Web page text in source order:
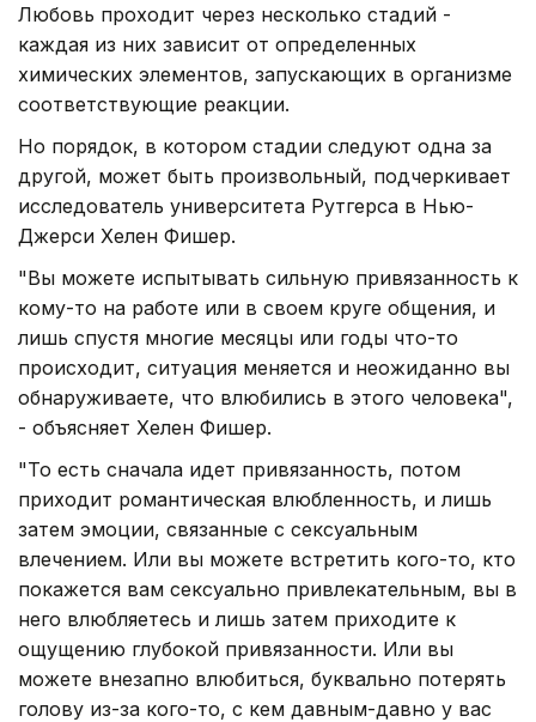
Любовь проходит через несколько стадий -
каждая из них зависит от определенных
химических элементов, запускающих в организме
соответствующие реакции.
Но порядок, в котором стадии следуют одна за
другой, может быть произвольный, подчеркивает
исследователь университета Рутгерса в Нью-
Джерси Хелен Фишер.
"Вы можете испытывать сильную привязанность к
кому-то на работе или в своем круге общения, и
лишь спустя многие месяцы или годы что-то
происходит, ситуация меняется и неожиданно вы
обнаруживаете, что влюбились в этого человека",
- объясняет Хелен Фишер.
"То есть сначала идет привязанность, потом
приходит романтическая влюбленность, и лишь
затем эмоции, связанные с сексуальным
влечением. Или вы можете встретить кого-то, кто
покажется вам сексуально привлекательным, вы в
него влюбляетесь и лишь затем приходите к
ощущению глубокой привязанности. Или вы
можете внезапно влюбиться, буквально потерять
голову из-за кого-то, с кем давным-давно у вас